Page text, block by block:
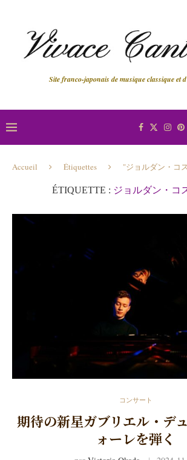
Site franco-japonais de musique classique et
Accueil Étiquettes "ジョルダン・コ
ÉTIQUETTE : ジョルダン・コ
コンサート
期待の新星ガブリエル・デ
ォーレを弾く